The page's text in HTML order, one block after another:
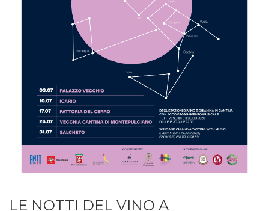
LE NOTTI DEL VINO A